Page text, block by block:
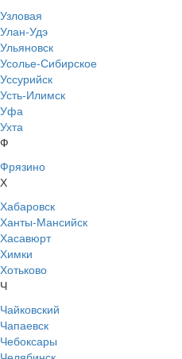
Узловая
Улан-Удэ
Ульяновск
Усолье-Сибирское
Уссурийск
Усть-Илимск
Уфа
Ухта
Ф
Фрязино
Х
Хабаровск
Ханты-Мансийск
Хасавюрт
Химки
Хотьково
Ч
Чайковский
Чапаевск
Чебоксары